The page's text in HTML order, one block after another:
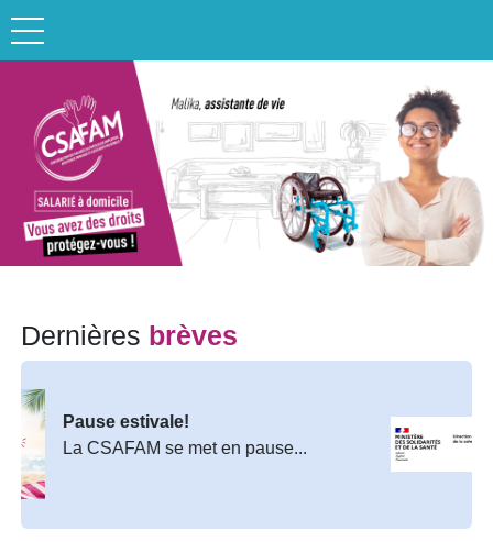
Précédent
Dernières brèves
Pause estivale!
La CSAFAM se met en pause...